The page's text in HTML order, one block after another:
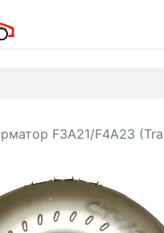
F3A21/F4A23